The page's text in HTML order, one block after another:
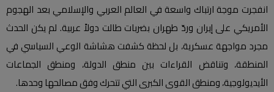
انفجرت موجة ارتباك واسعة في العالم العربي والإسلامي بعد الهجوم
الأمريكي على إيران وردّ طهران بضربات طالت دولاً عربية. لم يكن الحدث
مجرد مواجهة عسكرية، بل لحظة كشفت هشاشة الوعي السياسي في
المنطقة، وتناقض القراءات بين منطق الدولة، ومنطق الجماعات
الأيديولوجية، ومنطق القوى الكبرى التي تتحرك وفق مصالحها وحدها.